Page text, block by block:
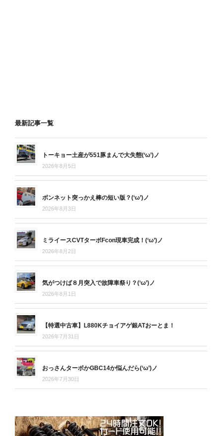
最新記事一覧
トーキョー土産が551豚まんで大失態(‘ω’)ノ
2026年8月5日
ボンネット突っかえ棒の短い版？(‘ω’)ノ
2026年8月3日
ミライースCVTターボFcon現車完成！(‘ω’)ノ
2026年8月2日
気がつけば８月突入で故障車祭り？(‘ω’)ノ
2026年8月1日
【特選中古車】L880Kチョイアゲ銀ATおーとま！
2026年7月31日
おっさんターボかGBC14か悩んだら(‘ω’)ノ
2026年7月30日